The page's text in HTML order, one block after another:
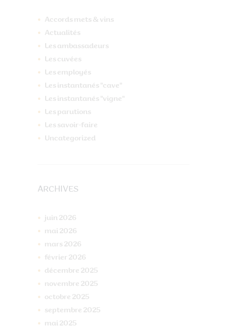
Accords mets & vins
Actualités
Les ambassadeurs
Les cuvées
Les employés
Les instantanés "cave"
Les instantanés "vigne"
Les parutions
Les savoir-faire
Uncategorized
ARCHIVES
juin 2026
mai 2026
mars 2026
février 2026
décembre 2025
novembre 2025
octobre 2025
septembre 2025
mai 2025